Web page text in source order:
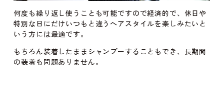
何度も繰り返し使うことも可能ですので経済的で、休日や
特別な日にだけいつもと違うヘアスタイルを楽しみたいと
いう方には最適です。
もちろん装着したままシャンプーすることもでき、長期間
の装着も問題ありません。